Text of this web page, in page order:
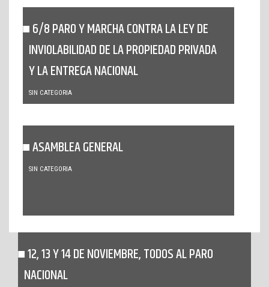
6/8 PARO Y MARCHA CONTRA LA LEY DE
INVIOLABILIDAD DE LA PROPIEDAD PRIVADA
Y LA ENTREGA NACIONAL
SIN CATEGORIA
ASAMBLEA GENERAL
SIN CATEGORIA
12, 13 Y 14 DE NOVIEMBRE, TODOS AL PARO
NACIONAL